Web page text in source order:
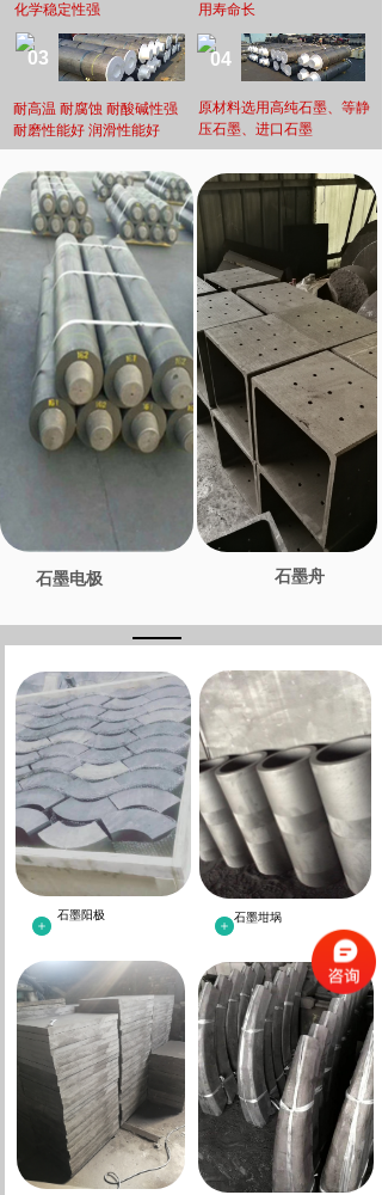
用寿命长
化学稳定性强
03 04
原材料选用高纯石墨、等静
压石墨、进口石墨
耐高温 耐腐蚀 耐酸碱性强
耐磨性能好 润滑性能好
石墨舟
石墨坩埚
石墨阳极
石墨电极